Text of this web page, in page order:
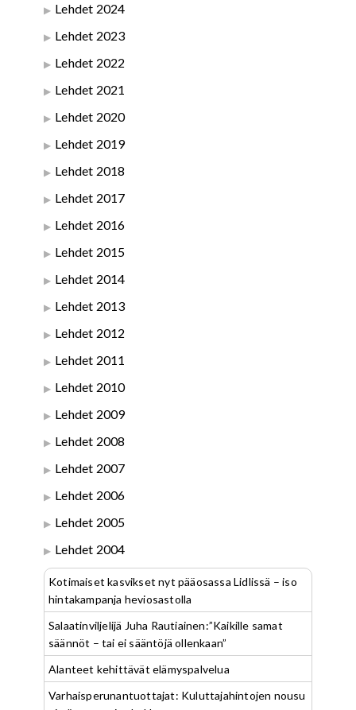
Lehdet 2024
Lehdet 2023
Lehdet 2022
Lehdet 2021
Lehdet 2020
Lehdet 2019
Lehdet 2018
Lehdet 2017
Lehdet 2016
Lehdet 2015
Lehdet 2014
Lehdet 2013
Lehdet 2012
Lehdet 2011
Lehdet 2010
Lehdet 2009
Lehdet 2008
Lehdet 2007
Lehdet 2006
Lehdet 2005
Lehdet 2004
Kotimaiset kasvikset nyt pääosassa Lidlissä – iso
hintakampanja heviosastolla
Salaatinviljelijä Juha Rautiainen:”Kaikille samat
säännöt – tai ei sääntöjä ollenkaan”
Alanteet kehittävät elämyspalvelua
Varhaisperunantuottajat: Kuluttajahintojen nousu